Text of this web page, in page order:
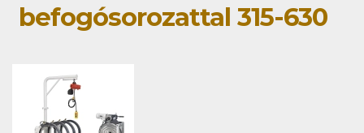
befogósorozattal 315-630